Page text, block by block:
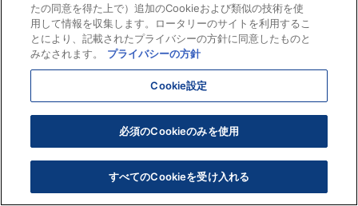
たの同意を得た上で）追加のCookieおよび類似の技術を使
用して情報を収集します。ロータリーのサイトを利用するこ
とにより、記載されたプライバシーの方針に同意したものと
みなされます。
プライバシーの方針
Cookie設定
必須のCookieのみを使用
すべてのCookieを受け入れる